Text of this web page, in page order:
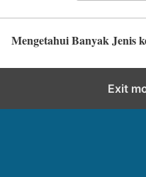
Mengetahui Banyak Jenis
Exit